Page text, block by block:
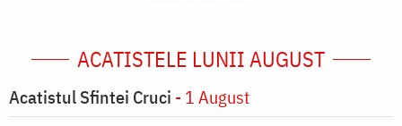
ACATISTELE LUNII AUGUST
Acatistul Sfintei Cruci - 1 August